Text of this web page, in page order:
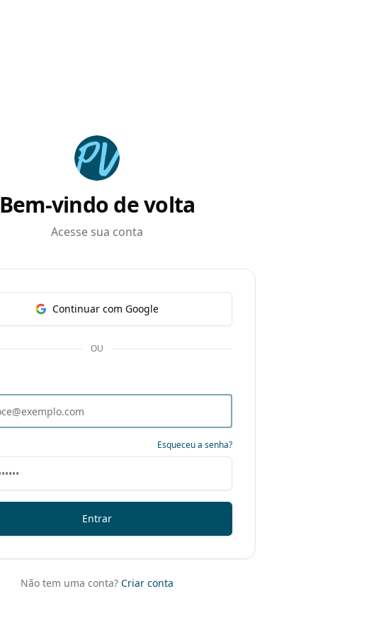
Bem-vindo de volta
Acesse sua conta
Continuar com Google
OU
Esqueceu a senha?
Entrar
Não tem uma conta? Criar conta